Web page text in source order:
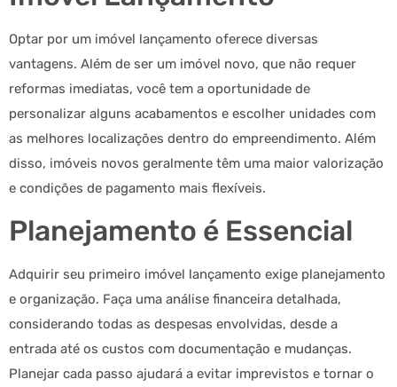
Optar por um imóvel lançamento oferece diversas
vantagens. Além de ser um imóvel novo, que não requer
reformas imediatas, você tem a oportunidade de
personalizar alguns acabamentos e escolher unidades com
as melhores localizações dentro do empreendimento. Além
disso, imóveis novos geralmente têm uma maior valorização
e condições de pagamento mais flexíveis.
Planejamento é Essencial
Adquirir seu primeiro imóvel lançamento exige planejamento
e organização. Faça uma análise financeira detalhada,
considerando todas as despesas envolvidas, desde a
entrada até os custos com documentação e mudanças.
Planejar cada passo ajudará a evitar imprevistos e tornar o